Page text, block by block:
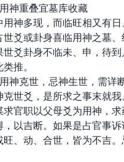
重叠宜墓库收藏
多现，而临旺相又有日
世爻或卦身喜临用神之墓
爻卦身不临未、申，待
推。
克世，忌神生世，需详断
爻，是所求之事末就我
求官职以父母爻为用神，
，以吉断。如果是占官事
旺、动、合世，皆为不吉